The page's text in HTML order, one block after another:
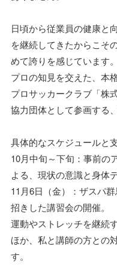
日頃から従業員の健康と
を継続してきたからこそ
めて誇りを感じています。
プロの知見を交えた、本
プロサッカークラブ「株
協力団体として参画する
具体的なスケジュールと
10月中旬～下旬：事前の
よる、現状の意識と身体
11月6日（金）：ザスパ
招きした講習会の開催。
運動やストレッチを継続
ほか、私と講師の方との
す。